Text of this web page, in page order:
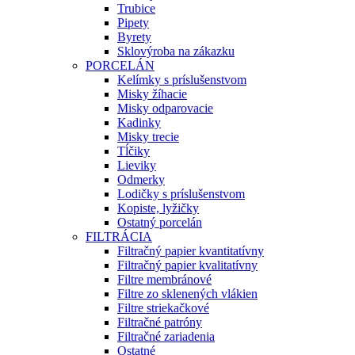
Trubice
Pipety
Byrety
Sklovýroba na zákazku
PORCELÁN
Kelímky s príslušenstvom
Misky žíhacie
Misky odparovacie
Kadinky
Misky trecie
Tĺčiky
Lieviky
Odmerky
Lodičky s príslušenstvom
Kopiste, lyžičky
Ostatný porcelán
FILTRÁCIA
Filtračný papier kvantitatívny
Filtračný papier kvalitatívny
Filtre membránové
Filtre zo sklenených vlákien
Filtre striekačkové
Filtračné patróny
Filtračné zariadenia
Ostatné